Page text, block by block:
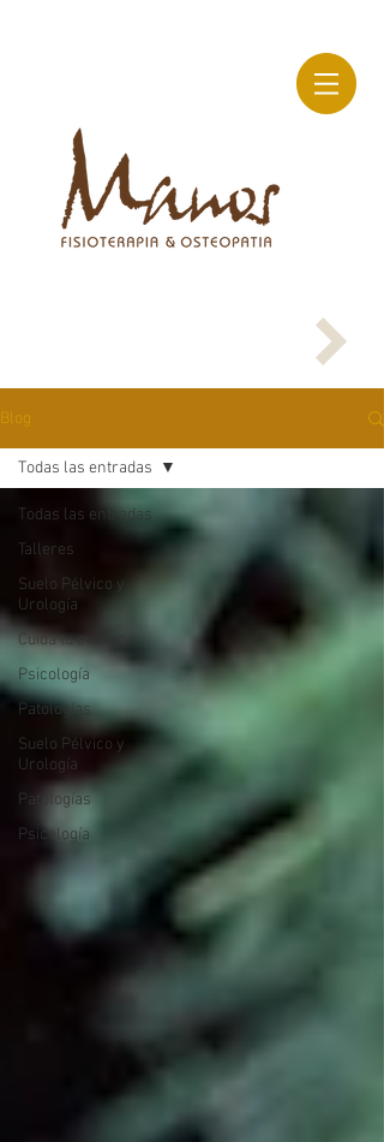
Blog
Todas las entradas
Talleres
Suelo Pélvico y
Urología
Cuida tu cuerpo
Psicología
Patologías
Suelo Pélvico y
Urología
Patologías
Psicología
Todas las entradas